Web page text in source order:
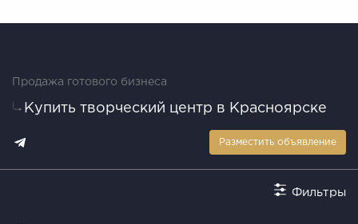
Продажа готового бизнеса
Купить творческий центр в Красноярске
Разместить объявление
Фильтры